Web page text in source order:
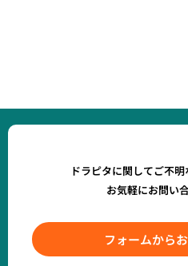
ドラピタに関してご不
お気軽にお問い
フォームから